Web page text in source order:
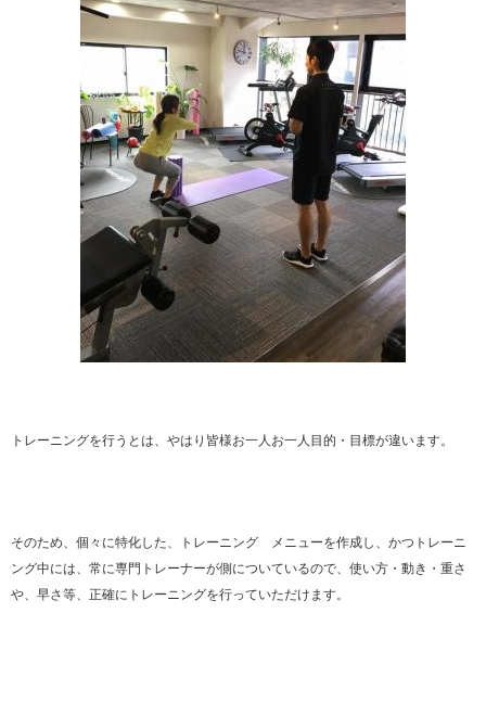
トレーニングを行うとは、やはり皆様お一人お一人目的・目標が違います。
そのため、個々に特化した、トレーニング メニューを作成し、かつトレーニ
ング中には、常に専門トレーナーが側についているので、使い方・動き・重さ
や、早さ等、正確にトレーニングを行っていただけます。